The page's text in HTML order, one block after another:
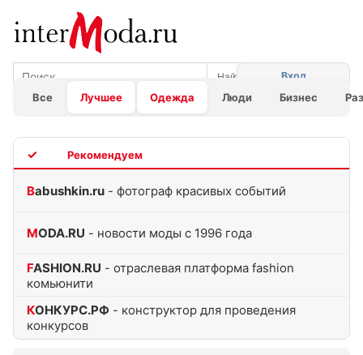
Все Лучшее Одежда Люди Бизнес
Вход
Babushkin.ru - фотограф красивых событий
MODA.RU - новости моды с 1996 года
FASHION.RU - отраслевая платформа fashion
комьюнити
КОНКУРС.РФ - конструктор для проведения
конкурсов